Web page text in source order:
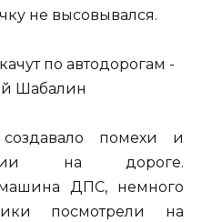
не высовывался.
помехи и
на дороге.
ДПС, немного
посмотрели на